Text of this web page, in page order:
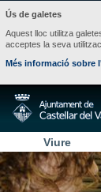
Ús de galetes
Aquest lloc utilitza
acceptes la seva
Més informació sobre
Viure